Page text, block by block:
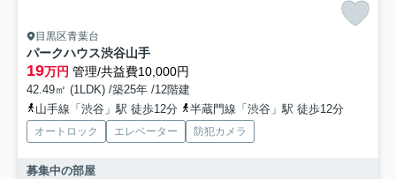
目黒区青葉台
パークハウス渋谷山手
19万円 管理/共益費10,000円
42.49㎡ (1LDK) /築25年 /12階建
山手線「渋谷」駅 徒歩12分
半蔵門線「渋谷」駅 徒歩12分
オートロック エレベーター 防犯カメラ
募集中の部屋